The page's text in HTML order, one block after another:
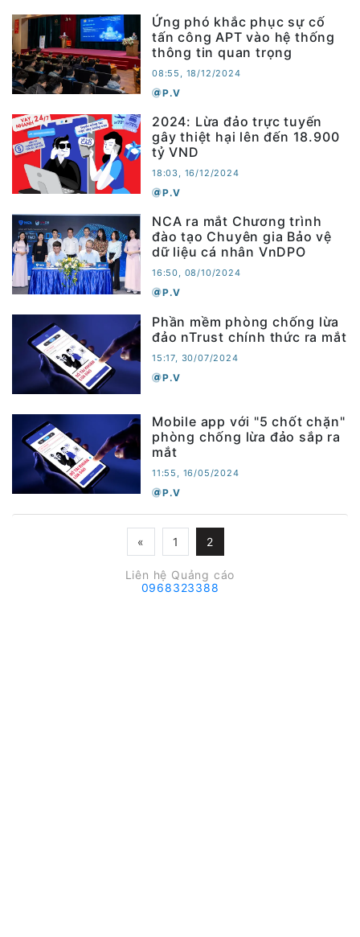
Ứng phó khắc phục sự cố
tấn công APT vào hệ thống
thông tin quan trọng
08:55, 18/12/2024
P.V
2024: Lừa đảo trực tuyến
gây thiệt hại lên đến 18.900
tỷ VND
18:03, 16/12/2024
P.V
NCA ra mắt Chương trình
đào tạo Chuyên gia Bảo vệ
dữ liệu cá nhân VnDPO
16:50, 08/10/2024
P.V
Phần mềm phòng chống lừa
đảo nTrust chính thức ra mắt
15:17, 30/07/2024
P.V
Mobile app với "5 chốt chặn"
phòng chống lừa đảo sắp ra
mắt
11:55, 16/05/2024
P.V
« 1 2
Liên hệ Quảng cáo
0968323388